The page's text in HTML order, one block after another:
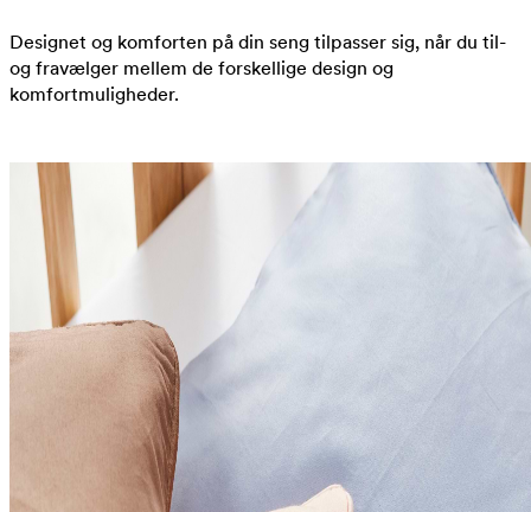
Designet og komforten på din seng tilpasser sig, når du til-
og fravælger mellem de forskellige design og
komfortmuligheder.